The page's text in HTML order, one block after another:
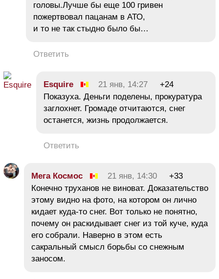
головы.Лучше бы еще 100 гривен
пожертвовал пацанам в АТО,
и то не так стыдно было бы…
Ответить
Esquire 21 янв, 14:27
+24
Показуха. Деньги поделены, прокуратура
заглохнет. Громаде отчитаются, снег
останется, жизнь продолжается.
Ответить
Мега Космос 21 янв, 14:30
+33
Конечно труханов не виноват. Доказательство
этому видно на фото, на котором он лично
кидает куда-то снег. Вот только не понятно,
почему он раскидывает снег из той куче, куда
его собрали. Наверно в этом есть
сакральный смысл борьбы со снежным
заносом.